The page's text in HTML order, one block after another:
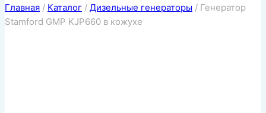
Главная / Каталог / Дизельные генераторы / Генератор
Stamford GMP KJP660 в кожухе